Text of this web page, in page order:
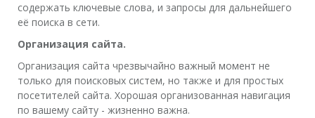
содержать ключевые слова, и запросы для дальнейшего
её поиска в сети.
Организация сайта.
Организация сайта чрезвычайно важный момент не
только для поисковых систем, но также и для простых
посетителей сайта. Хорошая организованная навигация
по вашему сайту - жизненно важна.